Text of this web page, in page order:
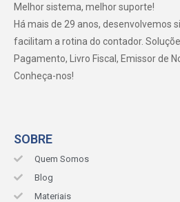
Melhor sistema, melhor suporte!
Há mais de 29 anos, desenvolvemos
facilitam a rotina do contador.
Pagamento, Livro Fiscal, Emissor de
Conheça-nos!
SOBRE
Quem Somos
Blog
Materiais